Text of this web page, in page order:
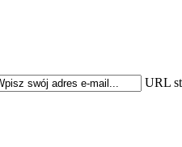
URL